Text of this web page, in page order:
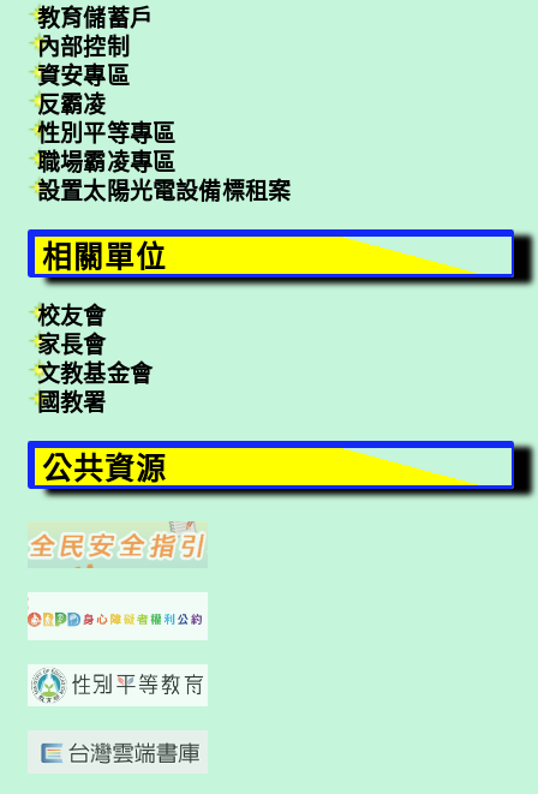
教育儲蓄戶
內部控制
資安專區
反霸凌
性別平等專區
職場霸凌專區
設置太陽光電設備標租案
相關單位
校友會
家長會
文教基金會
國教署
公共資源